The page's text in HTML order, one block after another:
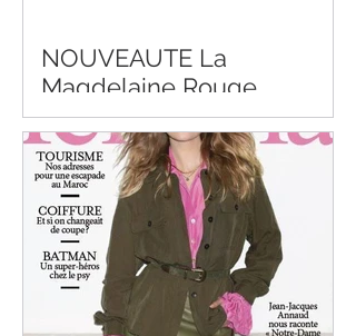
NOUVEAUTE La
Magdelaine Rouge